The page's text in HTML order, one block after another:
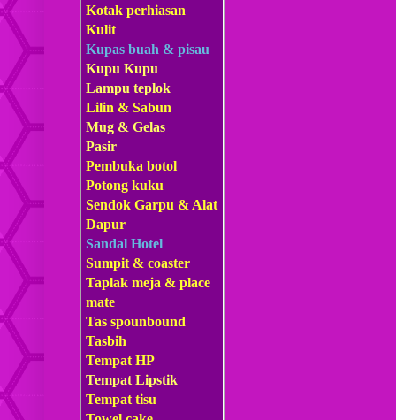
Kotak perhiasan
Kulit
Kupas buah & pisau
Kupu Kupu
Lampu teplok
Lilin & Sabun
Mug & Gelas
Pasir
Pembuka botol
Potong kuku
Sendok Garpu & Alat
Dapur
Sandal Hotel
Sumpit & coaster
Taplak meja & place
mate
Tas spounbound
Tasbih
Tempat HP
Tempat Lipstik
Tempat tisu